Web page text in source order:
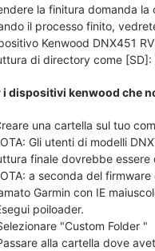
la finitura domanda la
il processo finito,
Kenwood DNX451
di directory come
i dispositivi kenwood che
una cartella sul tuo
Gli utenti di modelli
finale dovrebbe
a seconda del
Garmin con IE
poiloader.
"Custom Folder "
alla cartella dove